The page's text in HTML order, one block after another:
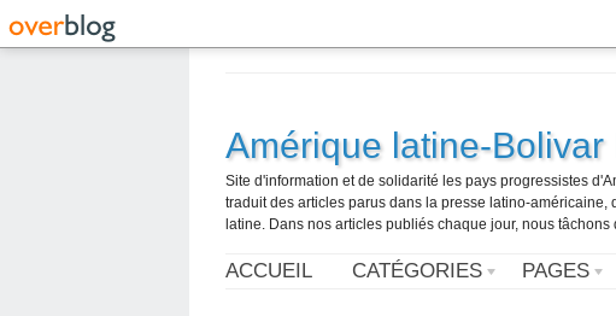
Amérique latine-Bolivar
Site d'information et de solidarité les pays progressistes
traduit des articles parus dans la presse latino-
latine. Dans nos articles publiés chaque jour, nous
ACCUEIL CATÉGORIES PAGES